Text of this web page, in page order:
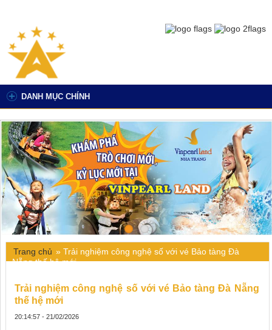
DANH MỤC CHÍNH
Trang chủ » Trải nghiệm công nghệ số với vé Bảo tàng Đà
Nẵng thế hệ mới
Trải nghiệm công nghệ số với vé Bảo tàng Đà Nẵng
thế hệ mới
20:14:57 - 21/02/2026